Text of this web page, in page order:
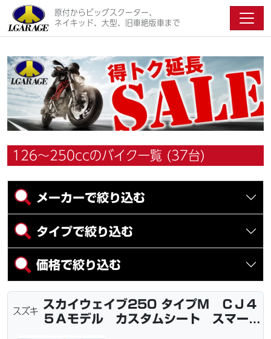
原付からビッグスクーター、
ネイキッド、大型、旧車絶版車まで
126～250ccのバイク一覧 (37台)
メーカーで絞り込む
タイプで絞り込む
価格で絞り込む
スズキ
スカイウェイブ250 タイプM ＣＪ４
５Ａモデル カスタムシート スマート